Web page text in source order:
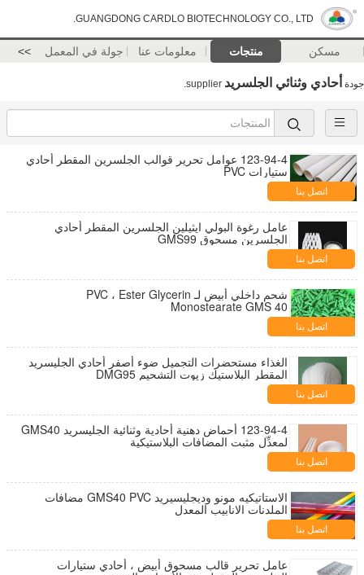
GUANGDONG CARDLO BIOTECHNOLOGY CO., LTD.
مسكن منتجات معلومات عنا جولة في المعمل >>
جودة أحادي وثنائي الجلسريد
123-94-4 عوامل تحرير قوالب الجلسرين المقطر أحادي
ستيارات PVC
اتصل بنا
عامل رغوة البولي ايثيلين الجلسرين المقطر أحادي
الجلسرين مسحوق GMS99
اتصل بنا
شحم داخلي أبيض لـ PVC ، Ester Glycerin
Monostearate GMS 40
اتصل بنا
الغذاء مستحضرات التجميل ضوء أصفر أحادي الجليسريد
المقطر البلاستيك زيوت التشحيم DMG95
اتصل بنا
123-94-4 أحماض دهنية أحادية وثنائية الجليسريد GMS40
لمعدِّل مثبت المضافات البلاستيكية
اتصل بنا
الاستاتيكيه مونو وديجليسيريد GMS40 PVC مضافات
الملدنات الانابيب المعدل
اتصل بنا
عامل تحرير قالب مسحوق أبيض ، أحادي ستيارات